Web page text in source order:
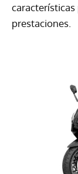
prestaciones.